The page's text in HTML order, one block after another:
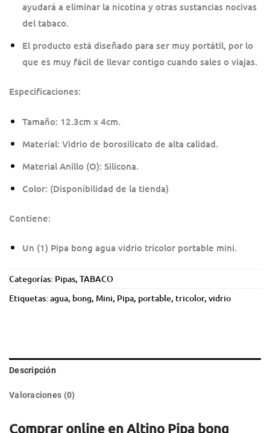
ayudará a eliminar la nicotina y otras sustancias nocivas
del tabaco.
El producto está diseñado para ser muy portátil, por lo
que es muy fácil de llevar contigo cuando sales o viajas.
Especificaciones:
Tamaño: 12.3cm x 4cm.
Material: Vidrio de borosilicato de alta calidad.
Material Anillo (O): Silicona.
Color: (Disponibilidad de la tienda)
Contiene:
Un (1) Pipa bong agua vidrio tricolor portable mini.
Categorías: Pipas, TABACO
Etiquetas: agua, bong, Mini, Pipa, portable, tricolor, vidrio
Descripción
Valoraciones (0)
Comprar online en Altino Pipa bong